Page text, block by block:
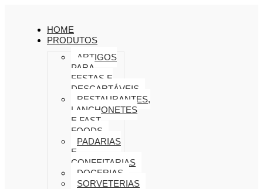
HOME
PRODUTOS
ARTIGOS
PARA
FESTAS E
DESCARTÁVEIS
RESTAURANTES,
LANCHONETES
E FAST
FOODS
PADARIAS
E
CONFEITARIAS
DOCERIAS
SORVETERIAS